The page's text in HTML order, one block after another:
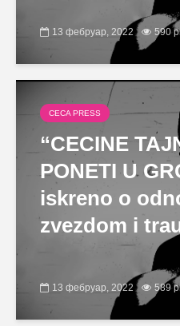
13 фебруар, 2022 590
CECA PRESS
“CECINE
PONETI U
iskreno o
zvezdom i
13 фебруар, 2022 589